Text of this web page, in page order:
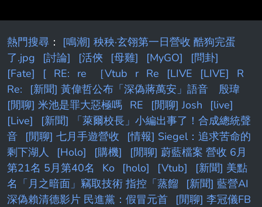
熱門搜尋 ： [鳴潮] 秧秧·玄翎第一日營收 酷狗完蛋
了.jpg
[討論] [活俠 [母雞] [MyGO]
[問卦]
[Fate]
[ RE: re ［Vtub r Re [LIVE [LIVE]
R
Re:
[新聞] 黃偉哲公布「深偽蔣萬安」語音 殷瑋
[閒聊] 米池是罪大惡極嗎 RE [閒聊] Josh
[live]
[Live]
[新聞] 「萊爾校長」小編出事了！合成總統聲
音
[閒聊] 七月手遊營收
[情報] Siegel：追求苦命的
剩下湖人
[Holo] [購機]
[閒聊] 蔚藍檔案 營收 6月
第21名 5月第40名
Ko [holo] [Vtub]
[新聞] 美點
名「月之暗面」竊取技術 指控「蒸餾
[新聞] 藍營AI
深偽賴清德影片 民進黨：假冒元首
[閒聊] 李冠儀FB